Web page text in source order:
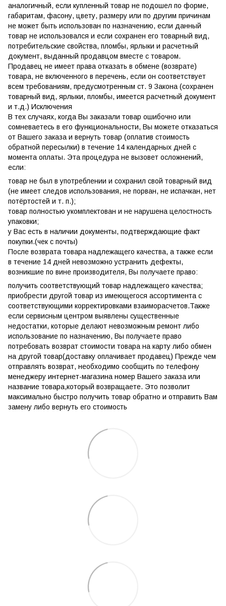
аналогичный, если купленный товар не подошел по форме,
габаритам, фасону, цвету, размеру или по другим причинам
не может быть использован по назначению, если данный
товар не использовался и если сохранен его товарный вид,
потребительские свойства, пломбы, ярлыки и расчетный
документ, выданный продавцом вместе с товаром.
Продавец не имеет права отказать в обмене (возврате)
товара, не включенного в перечень, если он соответствует
всем требованиям, предусмотренным ст. 9 Закона (сохранен
товарный вид, ярлыки, пломбы, имеется расчетный документ
и т.д.) Исключения
В тех случаях, когда Вы заказали товар ошибочно или
сомневаетесь в его функциональности, Вы можете отказаться
от Вашего заказа и вернуть товар (оплатив стоимость
обратной пересылки) в течение 14 календарных дней с
момента оплаты. Эта процедура не вызовет осложнений,
если:
товар не был в употреблении и сохранил свой товарный вид
(не имеет следов использования, не порван, не испачкан, нет
потёртостей и т. п.);
товар полностью укомплектован и не нарушена целостность
упаковки;
у Вас есть в наличии документы, подтверждающие факт
покупки.(чек с почты)
После возврата товара надлежащего качества, а также если
в течение 14 дней невозможно устранить дефекты,
возникшие по вине производителя, Вы получаете право:
получить соответствующий товар надлежащего качества;
приобрести другой товар из имеющегося ассортимента с
соответствующими корректировками взаиморасчетов.Также
если сервисным центром выявлены существенные
недостатки, которые делают невозможным ремонт либо
использование по назначению, Вы получаете право
потребовать возврат стоимости товара на карту либо обмен
на другой товар(доставку оплачивает продавец) Прежде чем
отправлять возврат, необходимо сообщить по телефону
менеджеру интернет-магазина номер Вашего заказа или
название товара,который возвращаете. Это позволит
максимально быстро получить товар обратно и отправить Вам
замену либо вернуть его стоимость